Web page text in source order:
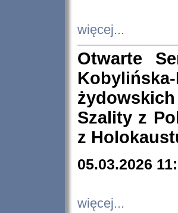
więcej...
Otwarte
Szality z
z
05.03.2026
więcej...